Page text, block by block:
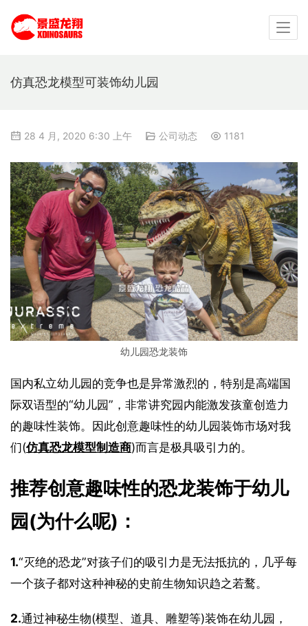
仿真恐龙模型可装饰幼儿园
28 4 月, 2020 6:30 上午 公司动态 1181
幼儿园恐龙装饰
国内私立幼儿园的竞争也是异常激烈的，特别是高端国
际双语型的“幼儿园”，非常讲究园内能激发孩童创造力
的趣味性装饰。因此创意趣味性的幼儿园装饰市场对我
们(仿真恐龙模型制造商)而言是极具吸引力的。
推荐创意趣味性的恐龙装饰于幼儿
园(为什么呢)：
1.“灭绝的恐龙”对孩子们的吸引力是无法抵抗的，几乎每
一个孩子都对这种神秘的史前生物知识趋之若鹜。
2.通过神秘生物(模型、道具、雕塑等)装饰在幼儿园，